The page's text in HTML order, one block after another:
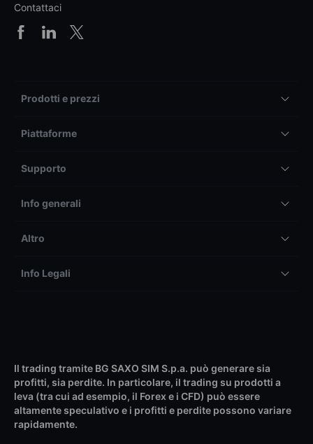
Contattaci
Prodotti e prezzi
Piattaforme
Supporto
Info generali
Altro
Info Legali
Il trading tramite BG SAXO SIM S.p.a. può generare sia
profitti, sia perdite. In particolare, il trading su prodotti a
leva (tra cui ad esempio, il Forex e i CFD) può essere
altamente speculativo e i profitti e perdite possono variare
rapidamente.